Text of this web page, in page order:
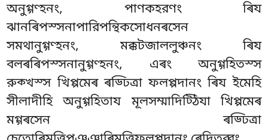
অনুগ্গণ্হনং, পাণকহরণং ৰিয
ঝানৰিপস্সনাপারিপন্থিকসোধনৰসেন
সমথানুগ্গণ্হনং, মক্কটজাললুঞ্চনং ৰিয
বলৰৰিপস্সনানুগ্গণ্হনং, এৰং অনুগ্গহিতস্স
রুক্খস্স খিপ্পমেৰ ৰড্ঢিত্ৰা ফলপ্পদানং ৰিয ইমেহি
সীলাদীহি অনুগ্গহিতায মূলসম্মাদিট্ঠিযা খিপ্পমেৰ
মগ্গৰসেন ৰড্ঢিত্ৰা